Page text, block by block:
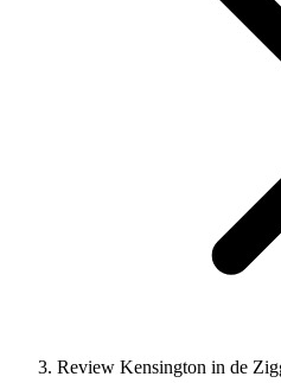
Review Kensington in de